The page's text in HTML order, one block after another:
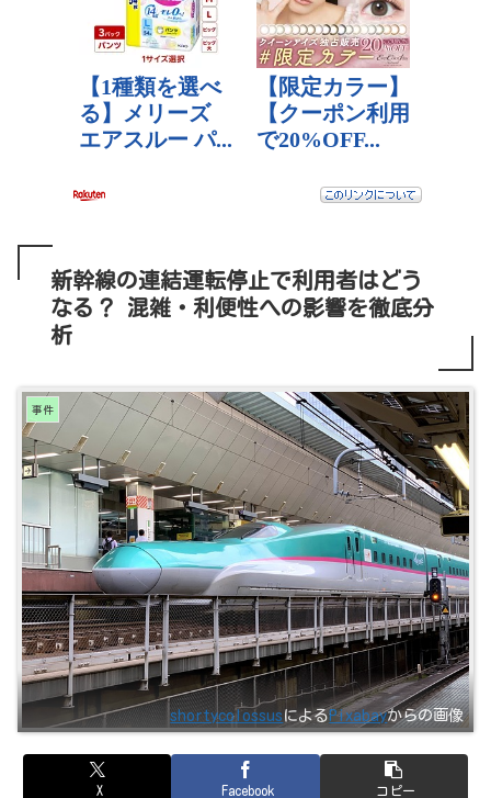
新幹線の連結運転停止で利用者はどう
なる？ 混雑・利便性への影響を徹底分
析
事件
shortycolossus によるPixabayからの画像
X Facebook コピー